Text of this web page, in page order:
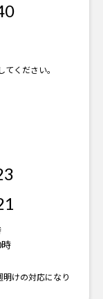
ください。
けの対応になり